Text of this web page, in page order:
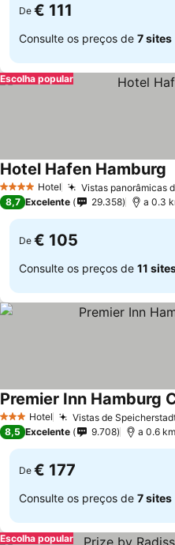
De € 111
Consulte os preços de 7 sites
Escolha popular
4 EstrelasHotel Vistas panorâmicas
Hotel Hafen Hamburg
8,7 Excelente 29.358 a 0.3
De € 105
Consulte os preços de 11
3 EstrelasHotel Vistas de
Premier Inn Hamburg
8,5 Excelente 9.708 a 0.6
De € 177
Consulte os preços de 7 sites
Escolha popular